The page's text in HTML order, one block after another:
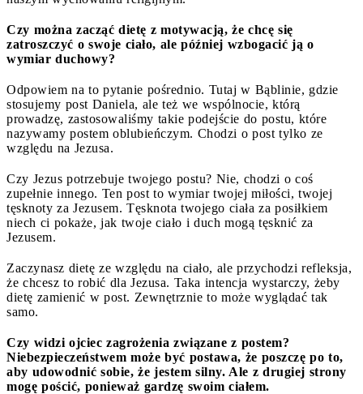
Czy można zacząć dietę z motywacją, że chcę się
zatroszczyć o swoje ciało, ale później wzbogacić ją o
wymiar duchowy?
Odpowiem na to pytanie pośrednio. Tutaj w Bąblinie, gdzie
stosujemy post Daniela, ale też we wspólnocie, którą
prowadzę, zastosowaliśmy takie podejście do postu, które
nazywamy postem oblubieńczym. Chodzi o post tylko ze
względu na Jezusa.
Czy Jezus potrzebuje twojego postu? Nie, chodzi o coś
zupełnie innego. Ten post to wymiar twojej miłości, twojej
tęsknoty za Jezusem. Tęsknota twojego ciała za posiłkiem
niech ci pokaże, jak twoje ciało i duch mogą tęsknić za
Jezusem.
Zaczynasz dietę ze względu na ciało, ale przychodzi refleksja,
że chcesz to robić dla Jezusa. Taka intencja wystarczy, żeby
dietę zamienić w post. Zewnętrznie to może wyglądać tak
samo.
Czy widzi ojciec zagrożenia związane z postem?
Niebezpieczeństwem może być postawa, że poszczę po to,
aby udowodnić sobie, że jestem silny. Ale z drugiej strony
mogę pościć, ponieważ gardzę swoim ciałem.